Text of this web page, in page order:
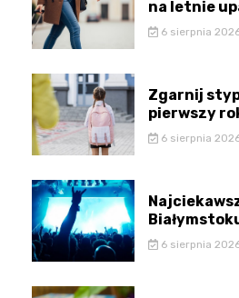
na letnie
6 sierpnia
Zgarnij
pierwszy
6 sierpnia
6 sierpnia